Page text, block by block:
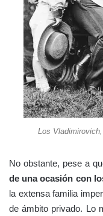
Los
No obstante, pese a
de una ocasión con
la extensa familia
de ámbito privado. Lo